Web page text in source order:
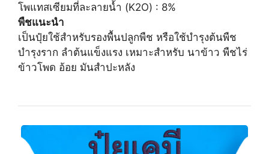
โพแทสเซียมที่ละลายน้ำ (K2O) : 8%
พืชแนะนำ
เป็นปุ๋ยใช้สำหรับรองพื้นปลูกพืช หรือใช้บำรุงต้นพืช
บำรุงราก ลำต้นแข็งแรง เหมาะสำหรับ นาข้าว พืชไร่
ข้าวโพด อ้อย มันสำปะหลัง